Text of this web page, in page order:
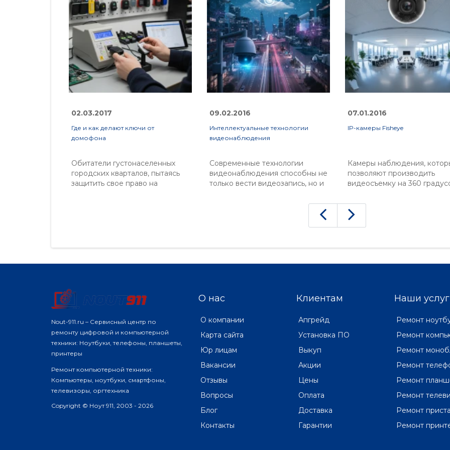
02.03.2017
Где и как делают ключи от
домофона
Обитатели густонаселенных
городских кварталов, пытаясь
защитить свое право на
блокирующее..
09.02.2016
Интеллектуальные технологии
видеонаблюдения
Современные технологии
видеонаблюдения способны не
только вести видеозапись, но и
07.01.2016
IP-камеры Fisheye
Камеры наблюдения,
позволяют производить
видеосъемку на 360
IP-камеры Fisheye
предоставляют будущим
владельцам возможность
Nout-911.ru – Сервисный центр по
ремонту цифровой и компьютерной
техники: Ноутбуки, телефоны, планшеты,
принтеры
Ремонт компьютерной техники:
Компьютеры, ноутбуки, смартфоны,
телевизоры, оргтехника
Copyright © Ноут 911, 2003 - 2026
О нас
О компании
Карта сайта
Юр лицам
Вакансии
Отзывы
Вопросы
Блог
Контакты
Клиентам
Апгрейд
Установка ПО
Выкуп
Акции
Цены
Оплата
Доставка
Гарантии
Наши
Ремонт
Ремонт
Ремонт
Ремонт
Ремонт
Ремонт
Ремонт
Ремонт